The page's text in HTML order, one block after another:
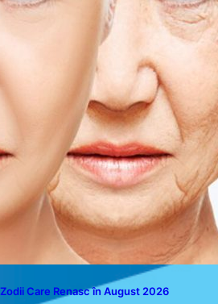
Care Renasc în August 2026